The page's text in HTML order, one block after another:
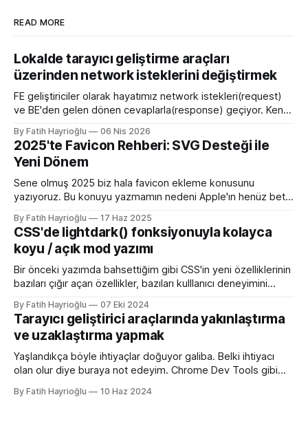
READ MORE
Lokalde tarayıcı geliştirme araçları
üzerinden network isteklerini değiştirmek
FE geliştiriciler olarak hayatımız network istekleri(request)
ve BE'den gelen dönen cevaplarla(response) geçiyor. Kendi
olduğunda mock server kurmak veya çeşitli kütüphanelerle
bu işi yapıyordum. Mock işini tarayıcı üzerinden yapmaya
başlayalı çok rahatladım. Süper kolaylık sağlayan bir özellik.
Genel kullanım alanları * BE
By Fatih Hayrioğlu 06 Nis 2026
2025'te Favicon Rehberi: SVG Desteği ile
Yeni Dönem
Sene olmuş 2025 biz hala favicon ekleme konusunu
yazıyoruz. Bu konuyu yazmamın nedeni Apple'ın henüz beta
oluşu. Bu vesileyle bilgileri tazelemekte fayda var. favicon,
web sitelerinin tarayıcının sayfa, sekme ve yerimi kısmında
gösterilen küçük simgelerdir. Aslında favori ikon dosyaları
By Fatih Hayrioğlu 17 Haz 2025
CSS'de lightdark() fonksiyonuyla kolayca
koyu / açık mod yazımı
Bir önceki yazımda bahsettiğim gibi CSS'in yeni özelliklerinin
bazıları çığır açan özellikler, bazıları kulllanıcı deneyimini
fonksiyonu gibi yazım kolaylığı sağlayan özellikler. lightdark()
fonksiyonu mevcut uyumlu web yazımındaki büyük sorun
olan aşağıdaki kullanımı daha anlaşılır ve düzenli hale
getirmeye yarıyor. :root { color-scheme:
By Fatih Hayrioğlu 07 Eki 2024
Tarayıcı geliştirici araçlarında yakınlaştırma
ve uzaklaştırma yapmak
Yaşlandıkça böyle ihtiyaçlar doğuyor galiba. Belki ihtiyacı
olan olur diye buraya not edeyim. Chrome Dev Tools gibi
küçük mesela :) Yazı boyutlarını büyütmek için Cmd + + and
By Fatih Hayrioğlu 10 Haz 2024